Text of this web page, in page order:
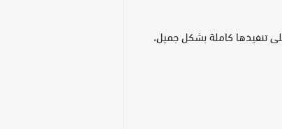
تنفيذها كاملة بشكل جميل،